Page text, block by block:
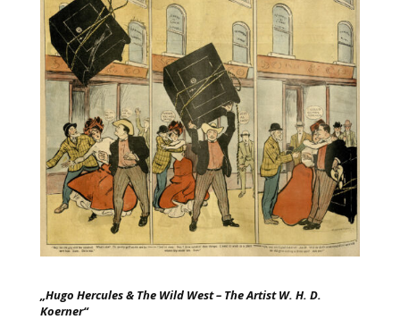
„Hugo Hercules & The Wild West – The Artist W. H. D.
Koerner“